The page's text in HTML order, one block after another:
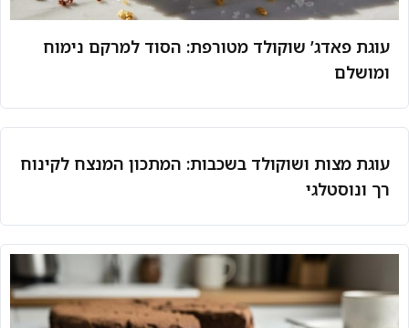
עוגת פאדג’ שוקולד מטורפת: הסוד למרקם נימוח
ומושלם
עוגת מצות ושוקולד בשכבות: המתכון המנצח לקינוח
רך ונוסטלגי